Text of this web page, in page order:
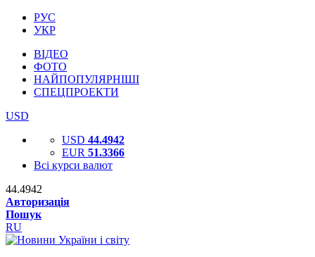
РУС
УКР
ВІДЕО
ФОТО
НАЙПОПУЛЯРНІШІ
СПЕЦПРОЕКТИ
USD
USD 44.4942
EUR 51.3366
Всі курси валют
44.4942
Авторизація
Пошук
RU